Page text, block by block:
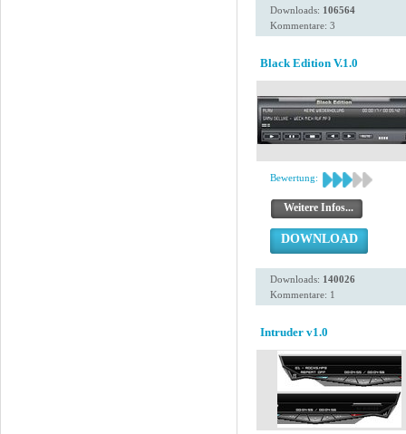
Downloads: 106564
Kommentare: 3
Black Edition V.1.0
Bewertung:
Weitere Infos...
DOWNLOAD
Downloads: 140026
Kommentare: 1
Intruder v1.0